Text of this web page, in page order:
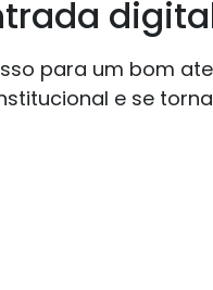
para um bom
e se